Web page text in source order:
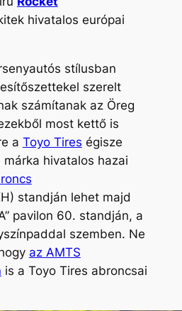
hivatalos európai
stílusban
szerelt
számítanak az Öreg
most kettő is
a Toyo Tires égisze
hivatalos hazai
standján lehet majd
pavilon 60. standján, a
szemben. Ne
az AMTS
is a Toyo Tires abroncsai